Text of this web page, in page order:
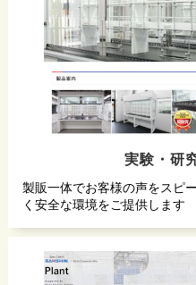
実験・研
製販一体でお客様の声をスピ
く安全な環境をご提供します